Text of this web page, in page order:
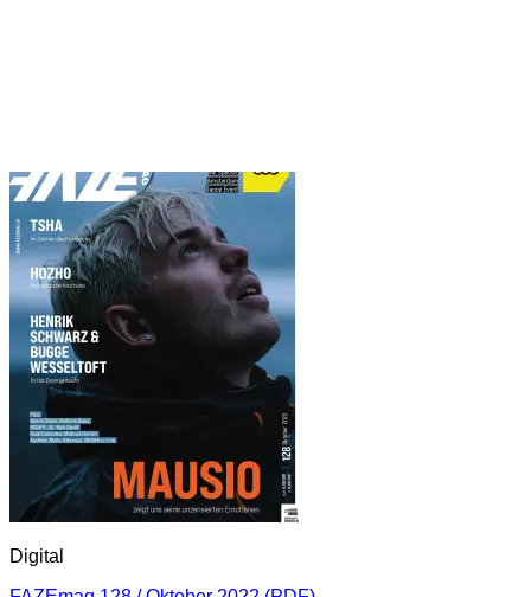
Digital